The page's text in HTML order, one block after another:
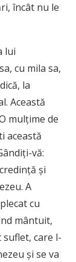
încât nu le
lui
cu mila sa,
la
Această
mulțime de
această
vă:
și
A
cu
mântuit,
care l-
și se va